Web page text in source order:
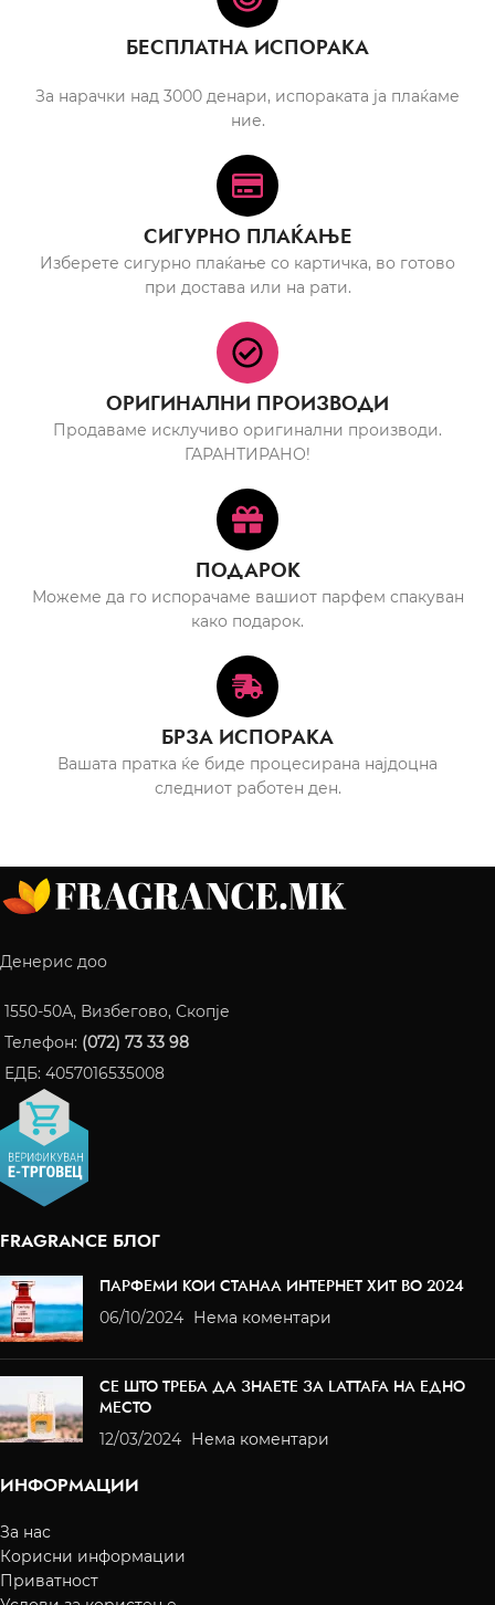
БЕСПЛАТНА ИСПОРАКА
За нарачки над 3000 денари, испораката ја плаќаме
ние.
СИГУРНО ПЛАЌАЊЕ
Изберете сигурно плаќање со картичка, во готово
при достава или на рати.
ОРИГИНАЛНИ ПРОИЗВОДИ
Продаваме исклучиво оригинални производи.
ГАРАНТИРАНО!
ПОДАРОК
Можеме да го испорачаме вашиот парфем спакуван
како подарок.
БРЗА ИСПОРАКА
Вашата пратка ќе биде процесирана најдоцна
следниот работен ден.
Денерис доо
1550-50A, Визбегово, Скопје
Телефон: (072) 73 33 98
ЕДБ: 4057016535008
FRAGRANCE БЛОГ
ПАРФЕМИ КОИ СТАНАА ИНТЕРНЕТ ХИТ ВО 2024
06/10/2024 Нема коментари
СЕ ШТО ТРЕБА ДА ЗНАЕТЕ ЗА LATTAFA НА ЕДНО
МЕСТО
12/03/2024 Нема коментари
ИНФОРМАЦИИ
За нас
Корисни информации
Приватност